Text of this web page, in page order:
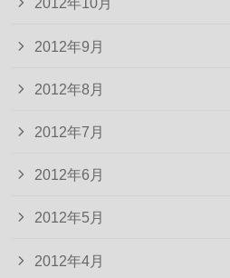
2012年9月
2012年8月
2012年7月
2012年6月
2012年5月
2012年4月